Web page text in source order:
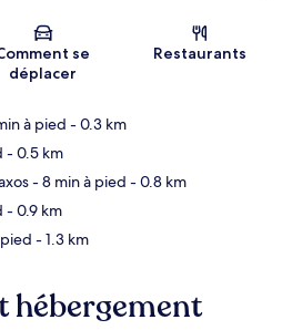
Carte
se
déplacer
Restaurants
à pied - 0.3 km
- 0.5 km
- 8 min à pied - 0.8 km
- 0.9 km
- 1.3 km
hébergement